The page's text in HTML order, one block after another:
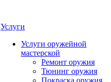
Услуги
Услуги оружейной
мастерской
Ремонт оружия
Тюнинг оружия
Покраска оружия